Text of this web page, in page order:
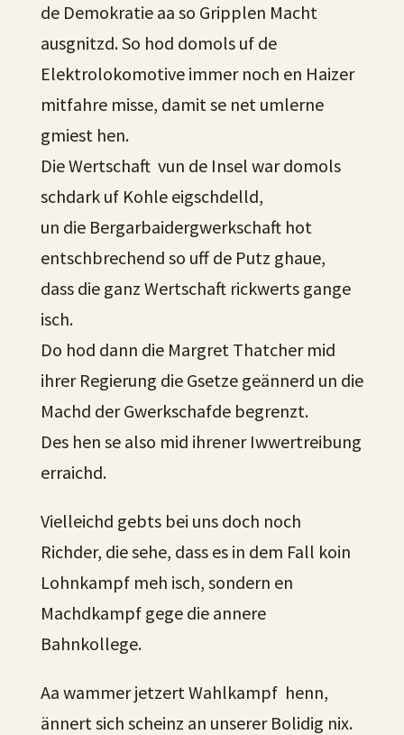
de Demokratie aa so Gripplen Macht
ausgnitzd. So hod domols uf de
Elektrolokomotive immer noch en Haizer
mitfahre misse, damit se net umlerne
gmiest hen.
Die Wertschaft vun de Insel war domols
schdark uf Kohle eigschdelld,
un die Bergarbaidergwerkschaft hot
entschbrechend so uff de Putz ghaue,
dass die ganz Wertschaft rickwerts gange
isch.
Do hod dann die Margret Thatcher mid
ihrer Regierung die Gsetze geännerd un die
Machd der Gwerkschafde begrenzt.
Des hen se also mid ihrener Iwwertreibung
erraichd.
Vielleichd gebts bei uns doch noch
Richder, die sehe, dass es in dem Fall koin
Lohnkampf meh isch, sondern en
Machdkampf gege die annere
Bahnkollege.
Aa wammer jetzert Wahlkampf henn,
ännert sich scheinz an unserer Bolidig nix.